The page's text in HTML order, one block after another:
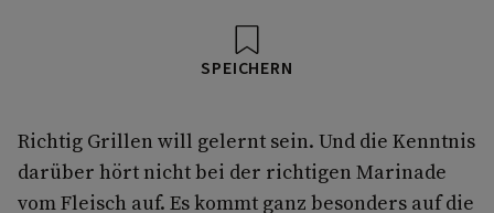
SPEICHERN
Richtig Grillen will gelernt sein. Und die Kenntnis
darüber hört nicht bei der richtigen Marinade
vom Fleisch auf. Es kommt ganz besonders auf die